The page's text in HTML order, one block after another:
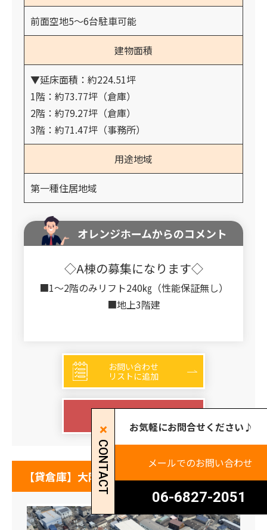
前面空地5～6台駐車可能
建物面積
▼延床面積：約224.51坪
1階：約73.77坪（倉庫）
2階：約79.27坪（倉庫）
3階：約71.47坪（事務所）
用途地域
第一種住居地域
オレンジホームからのコメント
◇A棟の募集になります◇
■1～2階のみリフト240㎏（性能保証無し）
■地上3階建
お問い合わせ
リストに追加
【貸倉庫】大阪府八尾市太田新町
CONTACT
お気軽にお問合せください♪
メールでのお問い合わせ
06-6827-2051